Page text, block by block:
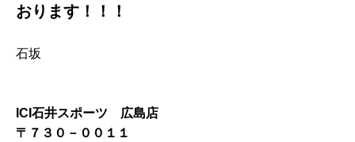
おります！！！
石坂
ICI石井スポーツ 広島店
〒７３０－００１１